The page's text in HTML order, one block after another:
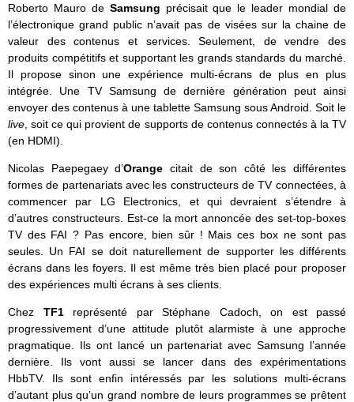
Roberto Mauro de Samsung précisait que le leader mondial de
l’électronique grand public n’avait pas de visées sur la chaine de
valeur des contenus et services. Seulement, de vendre des
produits compétitifs et supportant les grands standards du marché.
Il propose sinon une expérience multi-écrans de plus en plus
intégrée. Une TV Samsung de dernière génération peut ainsi
envoyer des contenus à une tablette Samsung sous Android. Soit le
live , soit ce qui provient de supports de contenus connectés à la TV
(en HDMI).
Nicolas Paepegaey d’Orange citait de son côté les différentes
formes de partenariats avec les constructeurs de TV connectées, à
commencer par LG Electronics, et qui devraient s’étendre à
d’autres constructeurs. Est-ce la mort annoncée des set-top-boxes
TV des FAI ? Pas encore, bien sûr ! Mais ces box ne sont pas
seules. Un FAI se doit naturellement de supporter les différents
écrans dans les foyers. Il est même très bien placé pour proposer
des expériences multi écrans à ses clients.
Chez TF1 représenté par Stéphane Cadoch, on est passé
progressivement d’une attitude plutôt alarmiste à une approche
pragmatique. Ils ont lancé un partenariat avec Samsung l’année
dernière. Ils vont aussi se lancer dans des expérimentations
HbbTV. Ils sont enfin intéressés par les solutions multi-écrans
d’autant plus qu’un grand nombre de leurs programmes se prêtent